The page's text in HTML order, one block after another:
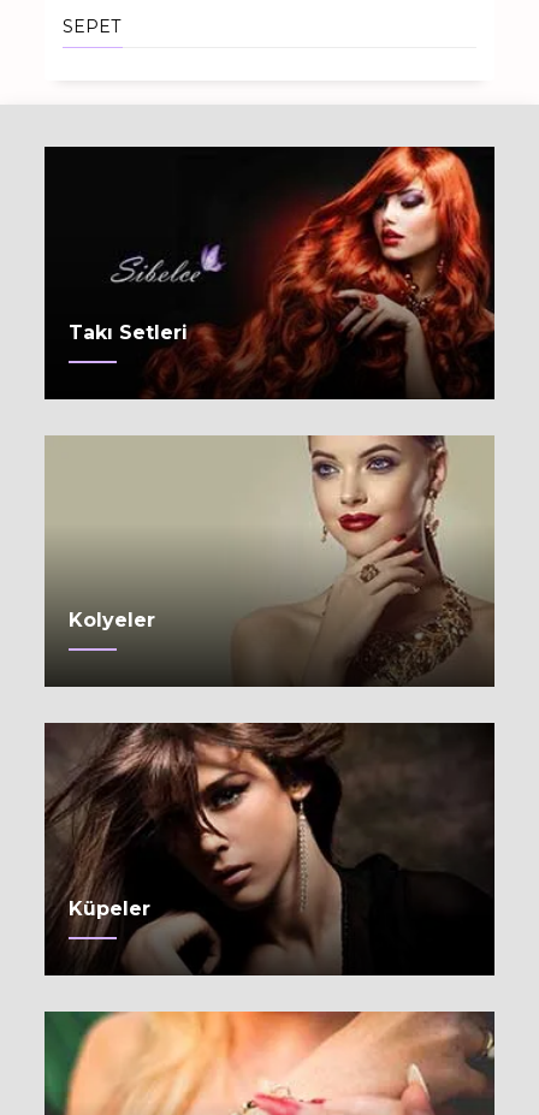
SEPET
Takı Setleri
Kolyeler
Küpeler